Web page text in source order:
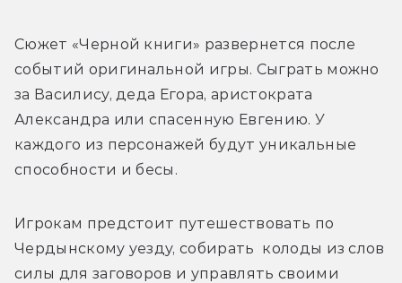
Сюжет «Черной книги» развернется после
событий оригинальной игры. Сыграть можно
за Василису, деда Егора, аристократа
Александра или спасенную Евгению. У
каждого из персонажей будут уникальные
способности и бесы.
Игрокам предстоит путешествовать по
Чердынскому уезду, собирать  колоды из слов
силы для заговоров и управлять своими